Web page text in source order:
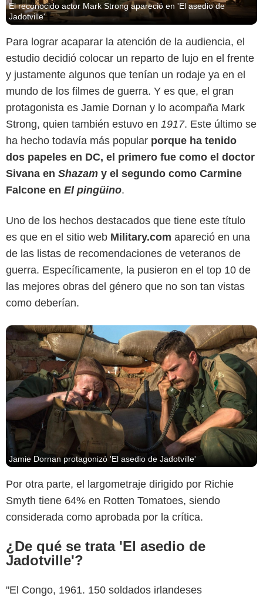
El reconocido actor Mark Strong apareció en 'El asedio de
Jadotville'
Para lograr acaparar la atención de la audiencia, el
estudio decidió colocar un reparto de lujo en el frente
y justamente algunos que tenían un rodaje ya en el
mundo de los filmes de guerra. Y es que, el gran
protagonista es Jamie Dornan y lo acompaña Mark
Strong, quien también estuvo en 1917. Este último se
ha hecho todavía más popular porque ha tenido
dos papeles en DC, el primero fue como el doctor
Sivana en Shazam y el segundo como Carmine
Falcone en El pingüino.
Uno de los hechos destacados que tiene este título
es que en el sitio web Military.com apareció en una
de las listas de recomendaciones de veteranos de
guerra. Específicamente, la pusieron en el top 10 de
las mejores obras del género que no son tan vistas
como deberían.
Jamie Dornan protagonizó 'El asedio de Jadotville'
Por otra parte, el largometraje dirigido por Richie
Smyth tiene 64% en Rotten Tomatoes, siendo
considerada como aprobada por la crítica.
¿De qué se trata 'El asedio de
Jadotville'?
"El Congo, 1961. 150 soldados irlandeses